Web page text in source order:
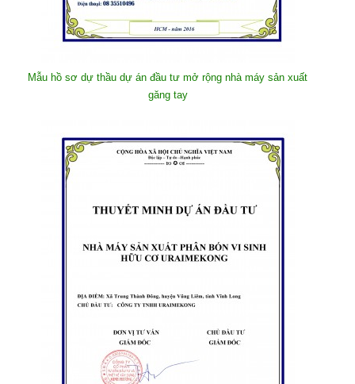
Mẫu hồ sơ dự thầu dự án đầu tư mở rộng nhà máy sản xuất
găng tay